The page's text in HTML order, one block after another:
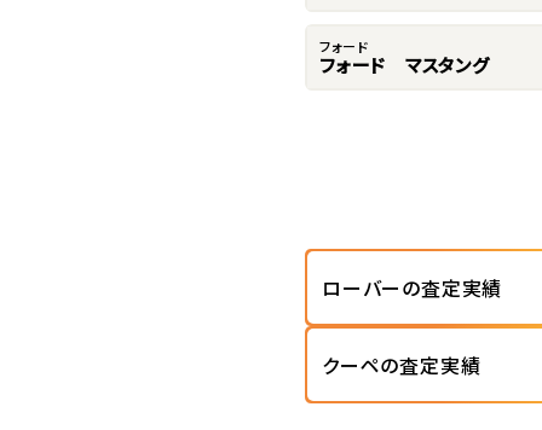
フォード
フォード マスタング
ローバーの査定実績
クーペの査定実績